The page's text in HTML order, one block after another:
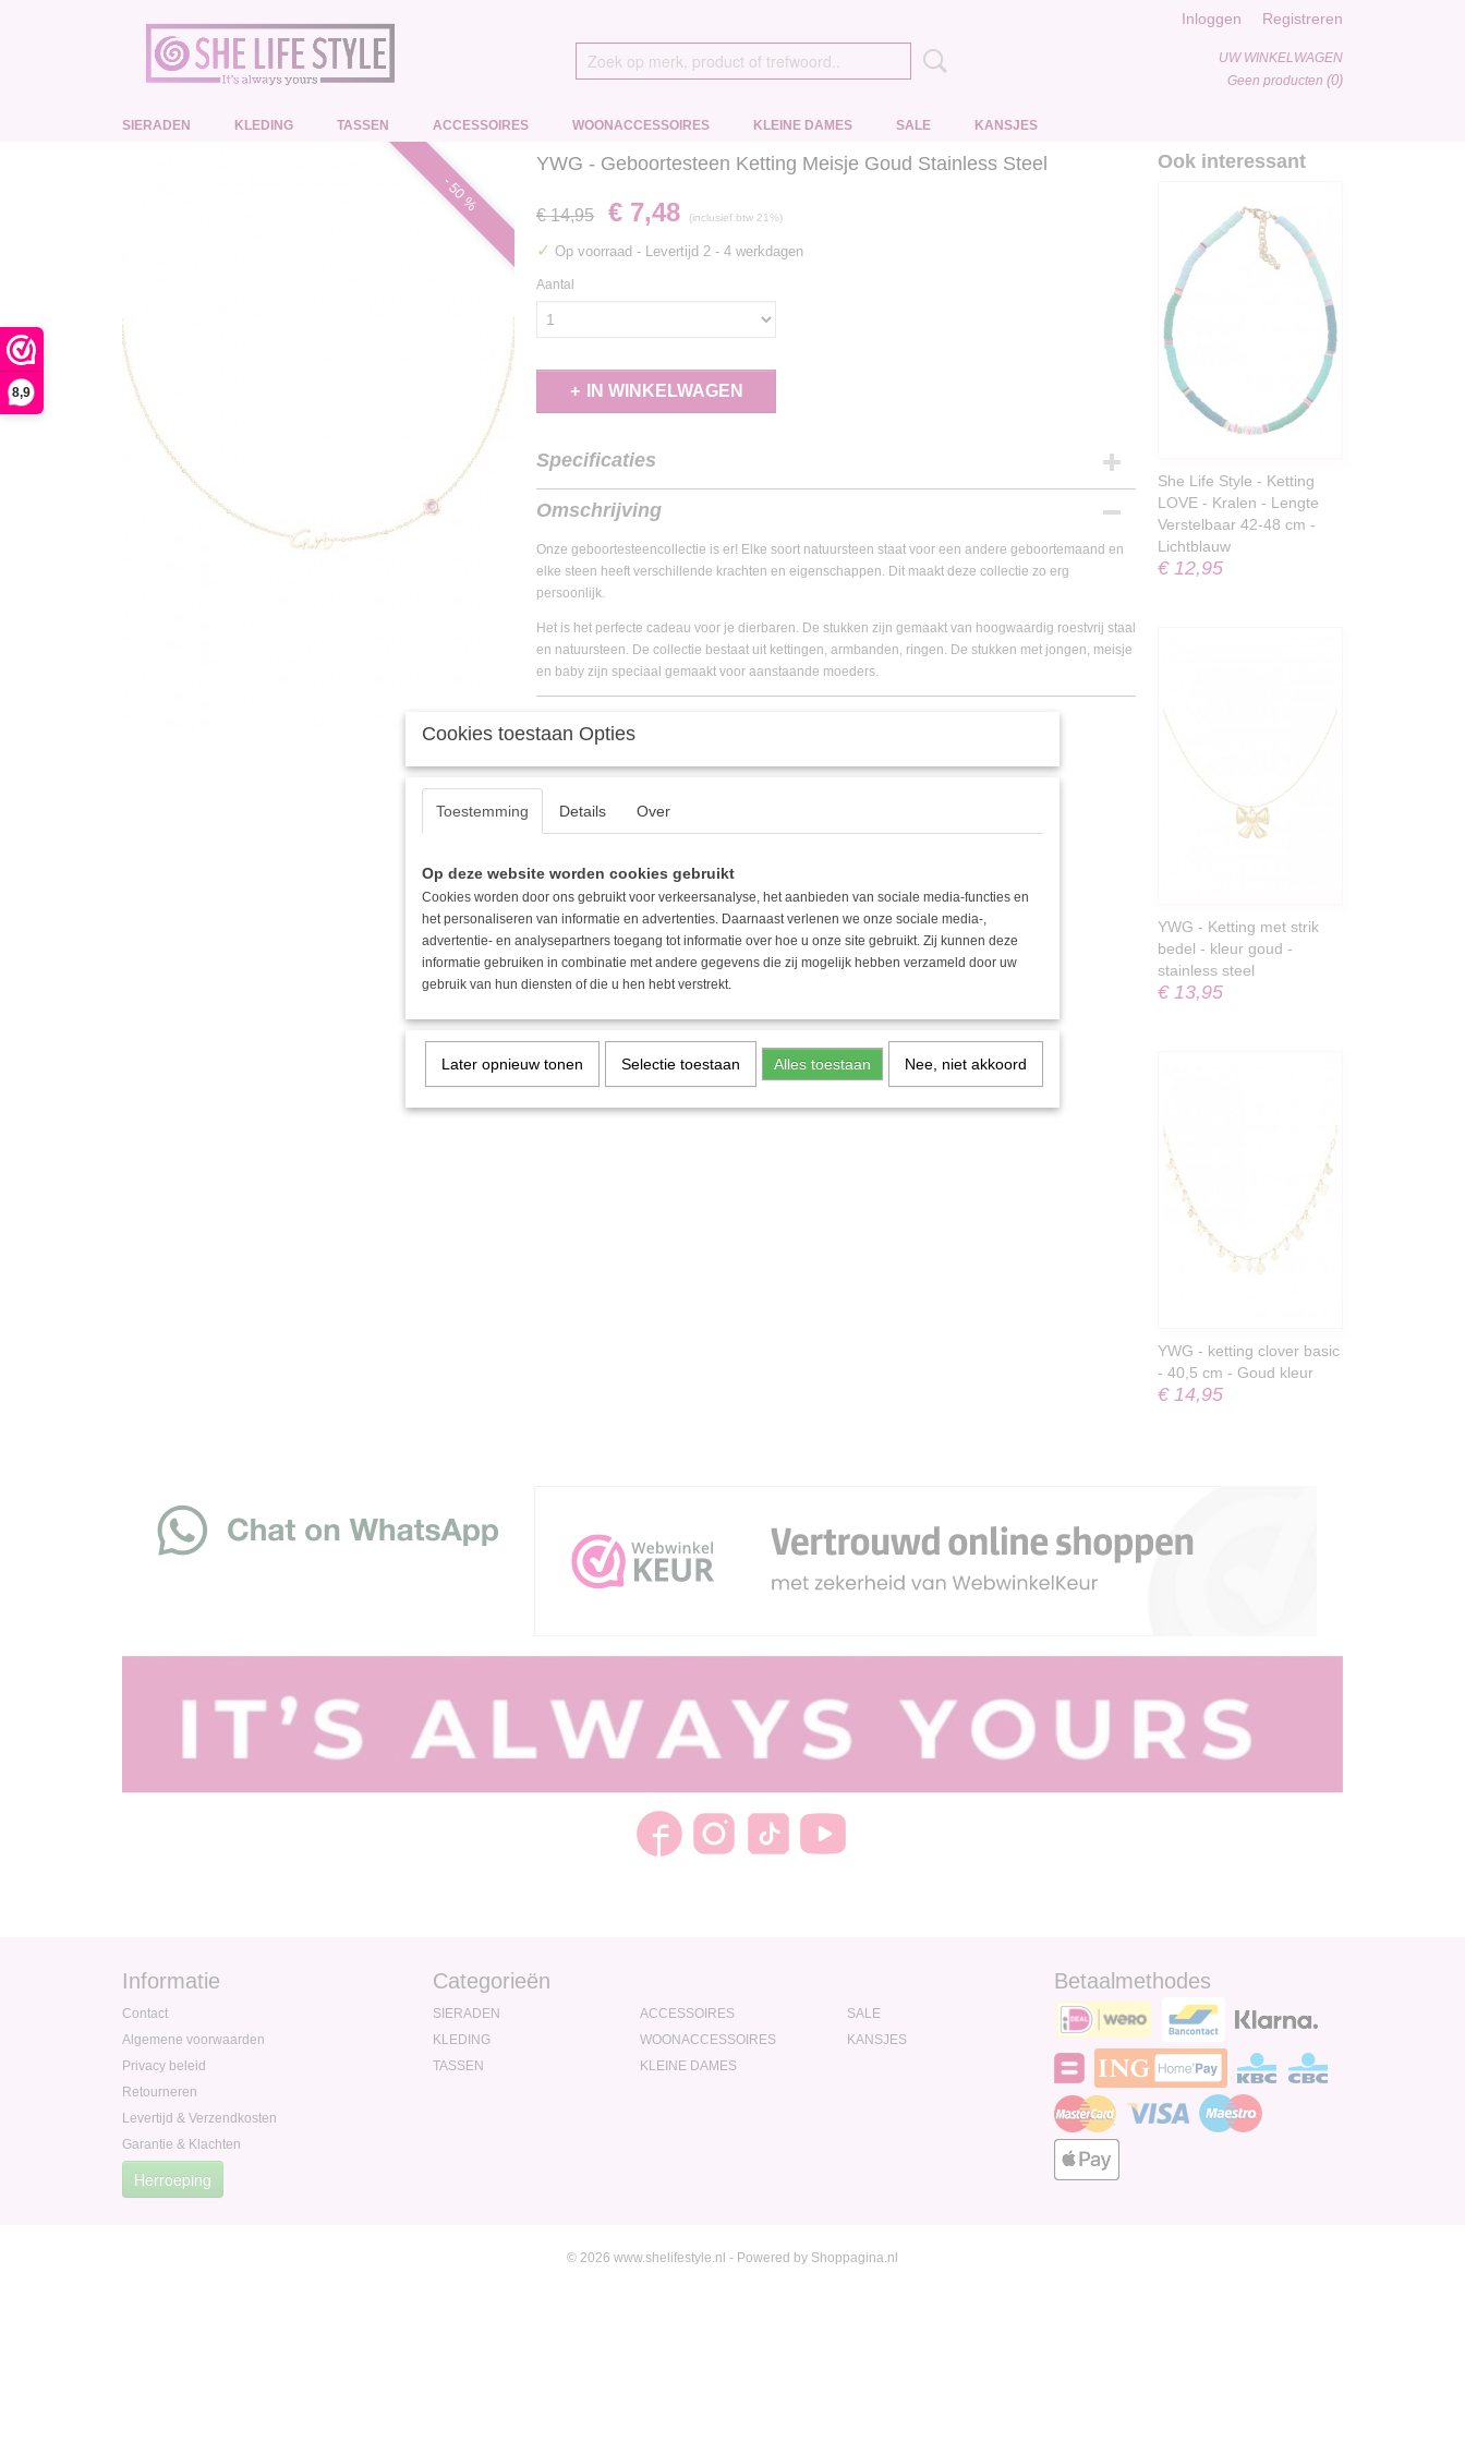
8,9
Inloggen Registreren
UW WINKELWAGEN
Geen producten (0)
SIERADEN KLEDING TASSEN ACCESSOIRES WOONACCESSOIRES KLEINE DAMES SALE KANSJES
- 50 %
YWG - Geboortesteen Ketting Meisje Goud Stainless Steel
€ 14,95 € 7,48 (inclusief btw 21%)
✓ Op voorraad - Levertijd 2 - 4 werkdagen
Aantal
IN WINKELWAGEN
Specificaties
EAN code
Omschrijving
Onze geboortesteencollectie is er! Elke soort natuursteen staat voor een andere geboortemaand en
elke steen heeft verschillende krachten en eigenschappen. Dit maakt deze collectie zo erg
persoonlijk.
Het is het perfecte cadeau voor je dierbaren. De stukken zijn gemaakt van hoogwaardig roestvrij staal
en natuursteen. De collectie bestaat uit kettingen, armbanden, ringen. De stukken met jongen, meisje
en baby zijn speciaal gemaakt voor aanstaande moeders.
Ook interessant
She Life Style - Ketting
LOVE - Kralen - Lengte
Verstelbaar 42-48 cm -
Lichtblauw
€ 12,95
YWG - Ketting met strik
bedel - kleur goud -
stainless steel
€ 13,95
YWG - ketting clover basic
- 40,5 cm - Goud kleur
€ 14,95
Informatie
Contact
Algemene voorwaarden
Privacy beleid
Retourneren
Levertijd & Verzendkosten
Garantie & Klachten
Herroeping
Categorieën
SIERADEN
KLEDING
TASSEN
ACCESSOIRES
WOONACCESSOIRES
KLEINE DAMES
SALE
KANSJES
Betaalmethodes
© 2026 www.shelifestyle.nl - Powered by Shoppagina.nl
Cookies toestaan Opties
Toestemming Details Over
Op deze website worden cookies gebruikt
Cookies worden door ons gebruikt voor verkeersanalyse, het aanbieden van sociale media-functies en
het personaliseren van informatie en advertenties. Daarnaast verlenen we onze sociale media-,
advertentie- en analysepartners toegang tot informatie over hoe u onze site gebruikt. Zij kunnen deze
informatie gebruiken in combinatie met andere gegevens die zij mogelijk hebben verzameld door uw
gebruik van hun diensten of die u hen hebt verstrekt.
Later opnieuw tonen Selectie toestaan Alles toestaan Nee, niet akkoord